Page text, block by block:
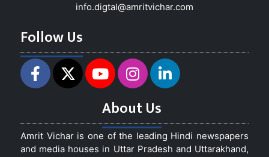
info.digtal@amritvichar.com
Follow Us
About Us
Amrit Vichar is one of the leading Hindi newspapers
and media houses in Uttar Pradesh and Uttarakhand,